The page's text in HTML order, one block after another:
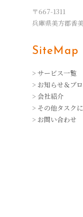
〒667-1311
兵庫県美方郡香
SiteMap
> サービス一覧
> お知らせ＆ブ
> 会社紹介
> その他タスク
> お問い合わせ